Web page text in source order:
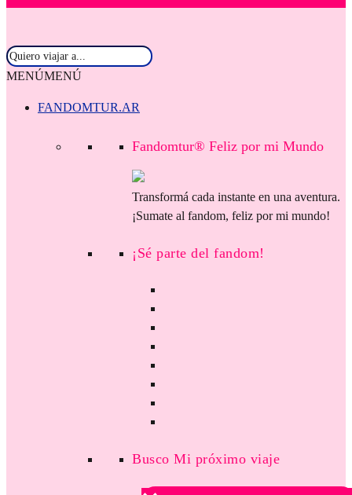
MENÚMENÚ
FANDOMTUR.AR
Fandomtur® Feliz por mi Mundo
Transformá cada instante en una aventura.
¡Sumate al fandom, feliz por mi mundo!
¡Sé parte del fandom!
Busco Mi próximo viaje